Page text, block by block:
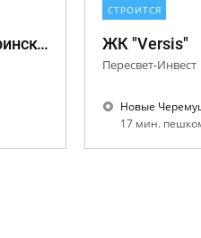
ЖК "Дипломат на Мичуринском"
СТРОИТСЯ
ЖК "Versis"
Пересвет-Инвест
Новые
17 мин.